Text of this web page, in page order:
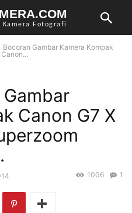
Kamera Fotografi
Bocoran Gambar Kamera Kompak
Canon G7 X
1
1006